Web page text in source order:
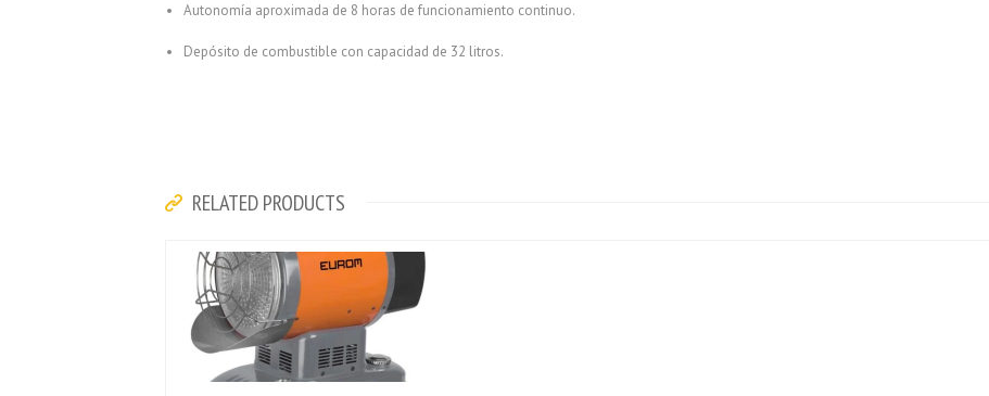
Autonomía aproximada de 8 horas de funcionamiento continuo.
Depósito de combustible con capacidad de 32 litros.
RELATED PRODUCTS